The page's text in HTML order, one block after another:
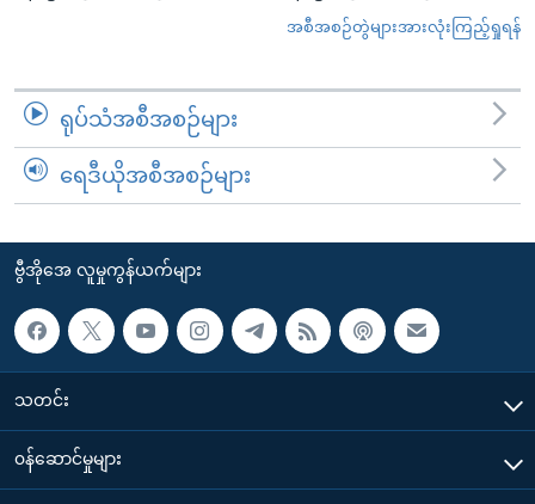
အစီအစဉ်တွဲများအားလုံးကြည့်ရှုရန်
ရုပ်သံအစီအစဉ်များ
ရေဒီယိုအစီအစဉ်များ
ဗွီအိုအေ လူမှုကွန်ယက်များ
သတင်း
၀န်ဆောင်မှုများ